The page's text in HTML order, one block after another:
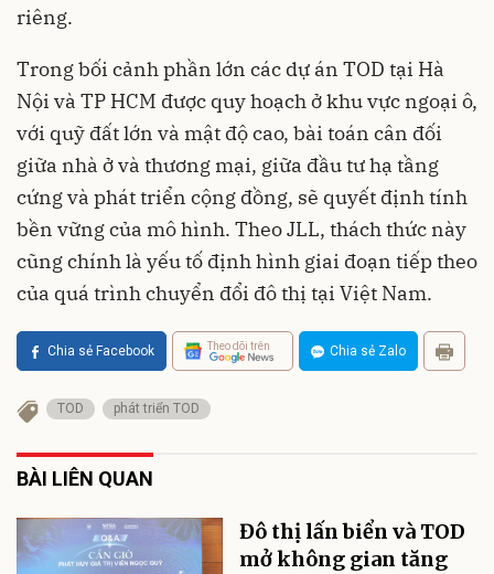
riêng.
Trong bối cảnh phần lớn các dự án TOD tại Hà
Nội và TP HCM được quy hoạch ở khu vực ngoại ô,
với quỹ đất lớn và mật độ cao, bài toán cân đối
giữa nhà ở và thương mại, giữa đầu tư hạ tầng
cứng và phát triển cộng đồng, sẽ quyết định tính
bền vững của mô hình. Theo JLL, thách thức này
cũng chính là yếu tố định hình giai đoạn tiếp theo
của quá trình chuyển đổi đô thị tại Việt Nam.
Chia sẻ Facebook Theo dõi trên Chia sẻ Zalo
TOD phát triển TOD
BÀI LIÊN QUAN
Đô thị lấn biển và TOD
mở không gian tăng